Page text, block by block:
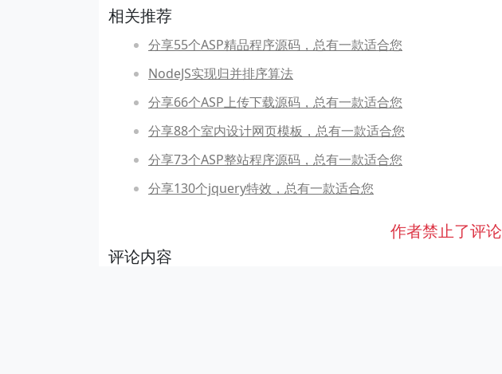
相关推荐
分享55个ASP精品程序源码，总有一款适合您
NodeJS实现归并排序算法
分享66个ASP上传下载源码，总有一款适合您
分享88个室内设计网页模板，总有一款适合您
分享73个ASP整站程序源码，总有一款适合您
分享130个jquery特效，总有一款适合您
作者禁止了评论
评论内容